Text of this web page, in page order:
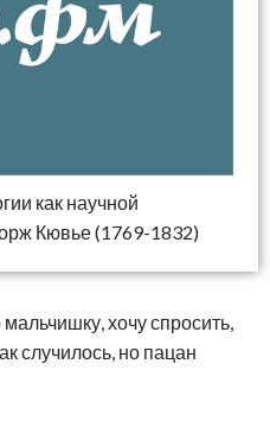
как научной
Кювье(1769-1832)
хочу спросить,
случилось, но пацан